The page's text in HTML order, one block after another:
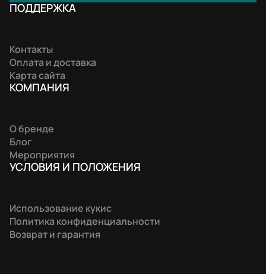
ПОДДЕРЖКА
Контакты
Оплата и доставка
Карта сайта
КОМПАНИЯ
О бренде
Блог
Мероприятия
УСЛОВИЯ И ПОЛОЖЕНИЯ
Использование кукис
Политика конфиденциальности
Возврат и гарантия